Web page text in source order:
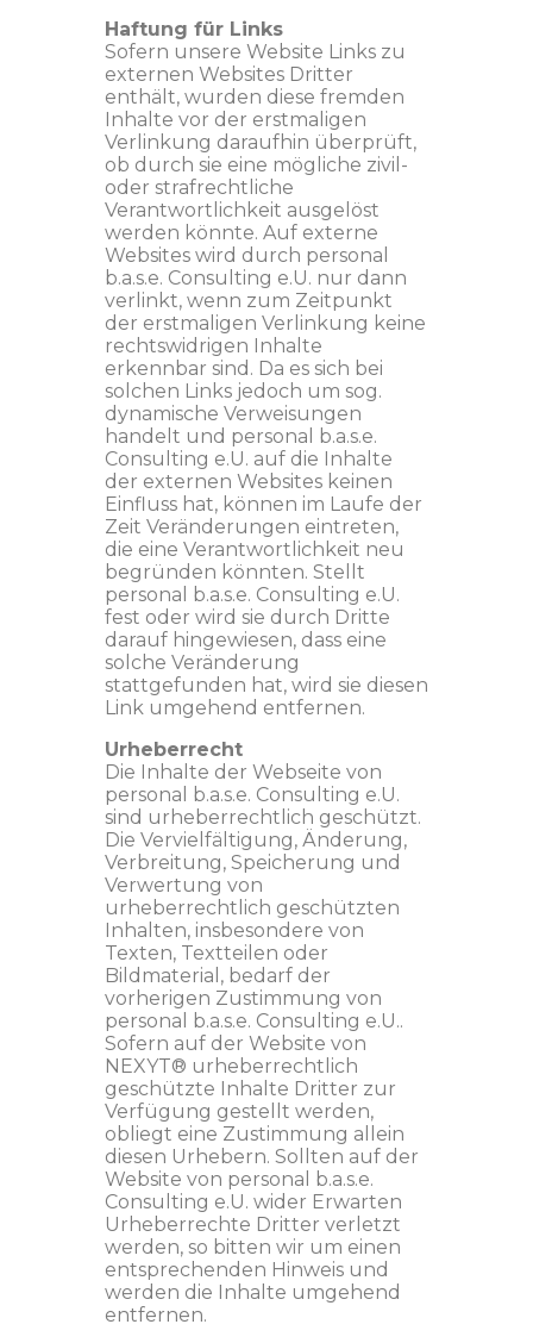
Haftung für Links
Sofern unsere Website Links zu
externen Websites Dritter
enthält, wurden diese fremden
Inhalte vor der erstmaligen
Verlinkung daraufhin überprüft,
ob durch sie eine mögliche zivil-
oder strafrechtliche
Verantwortlichkeit ausgelöst
werden könnte. Auf externe
Websites wird durch personal
b.a.s.e. Consulting e.U. nur dann
verlinkt, wenn zum Zeitpunkt
der erstmaligen Verlinkung keine
rechtswidrigen Inhalte
erkennbar sind. Da es sich bei
solchen Links jedoch um sog.
dynamische Verweisungen
handelt und personal b.a.s.e.
Consulting e.U. auf die Inhalte
der externen Websites keinen
Einfluss hat, können im Laufe der
Zeit Veränderungen eintreten,
die eine Verantwortlichkeit neu
begründen könnten. Stellt
personal b.a.s.e. Consulting e.U.
fest oder wird sie durch Dritte
darauf hingewiesen, dass eine
solche Veränderung
stattgefunden hat, wird sie diesen
Link umgehend entfernen.
Urheberrecht
Die Inhalte der Webseite von
personal b.a.s.e. Consulting e.U.
sind urheberrechtlich geschützt.
Die Vervielfältigung, Änderung,
Verbreitung, Speicherung und
Verwertung von
urheberrechtlich geschützten
Inhalten, insbesondere von
Texten, Textteilen oder
Bildmaterial, bedarf der
vorherigen Zustimmung von
personal b.a.s.e. Consulting e.U..
Sofern auf der Website von
NEXYT® urheberrechtlich
geschützte Inhalte Dritter zur
Verfügung gestellt werden,
obliegt eine Zustimmung allein
diesen Urhebern. Sollten auf der
Website von personal b.a.s.e.
Consulting e.U. wider Erwarten
Urheberrechte Dritter verletzt
werden, so bitten wir um einen
entsprechenden Hinweis und
werden die Inhalte umgehend
entfernen.